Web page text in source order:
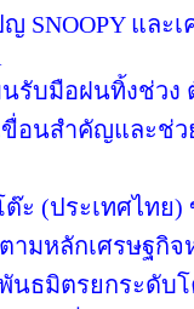
SNOOPY และ
รับมือฝนทิ้งช่วง
อนสำคัญและช่ว
ต๊ะ (ประเทศไทย
ามหลักเศรษฐกิจ
ธมิตรยกระดับโ